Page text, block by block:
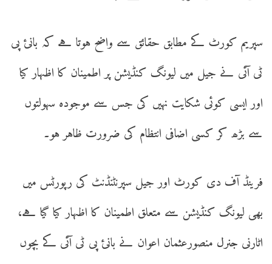
سپریم کورٹ کے مطابق حقائق سے واضح ہوتا ہے کہ بانئ پی
ٹی آئی نے جیل میں لیونگ کنڈیشن پر اطمینان کا اظہار کیا
اور ایسی کوئی شکایت نہیں کی جس سے موجودہ سہولتوں
سے بڑھ کر کسی اضافی انتظام کی ضرورت ظاہر ہو۔
فرینڈ آف دی کورٹ اور جیل سپرنٹنڈنٹ کی رپورٹس میں
بھی لیونگ کنڈیشن سے متعلق اطمینان کا اظہار کیا گیا ہے،
اٹارنی جنرل منصورعثمان اعوان نے بانئ پی ٹی آئی کے بچوں